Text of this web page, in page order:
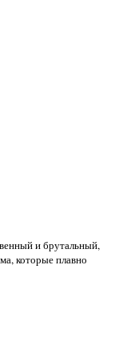
и брутальный,
которые плавно